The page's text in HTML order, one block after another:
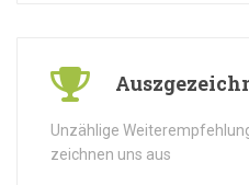
Unzählige
zeichnen uns aus